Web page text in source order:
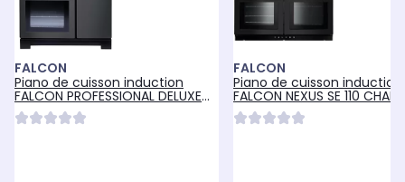
FALCON
Piano de cuisson induction
FALCON PROFESSIONAL DELUXE
90 ARDOISE CHROME
FALCON
Piano de cuisson induction
FALCON NEXUS SE 110
Mat satiné CHROME